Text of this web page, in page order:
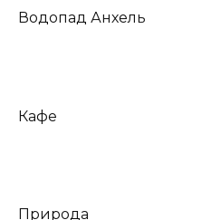
Водопад Анхель
Кафе
Природа